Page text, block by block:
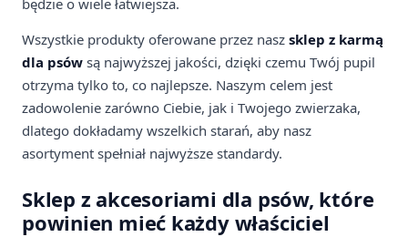
będzie o wiele łatwiejsza.
Wszystkie produkty oferowane przez nasz sklep z karmą
dla psów są najwyższej jakości, dzięki czemu Twój pupil
otrzyma tylko to, co najlepsze. Naszym celem jest
zadowolenie zarówno Ciebie, jak i Twojego zwierzaka,
dlatego dokładamy wszelkich starań, aby nasz
asortyment spełniał najwyższe standardy.
Sklep z akcesoriami dla psów, które
powinien mieć każdy właściciel